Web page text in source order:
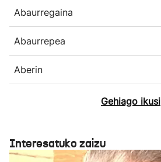
Abaurregaina
Abaurrepea
Aberin
Gehiago ikusi
Interesatuko zaizu